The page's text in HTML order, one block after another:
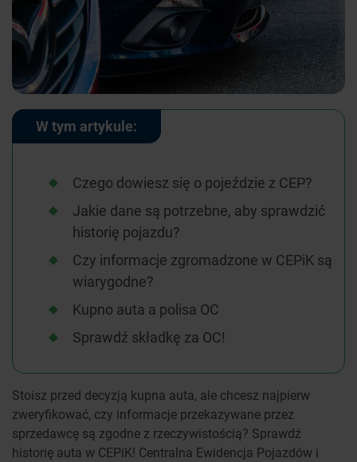
W tym artykule:
Czego dowiesz się o pojeździe z CEP?
Jakie dane są potrzebne, aby sprawdzić
historię pojazdu?
Czy informacje zgromadzone w CEPiK są
wiarygodne?
Kupno auta a polisa OC
Sprawdź składkę za OC!
Stoisz przed decyzją kupna auta, ale chcesz najpierw
zweryfikować, czy informacje przekazywane przez
sprzedawcę są zgodne z rzeczywistością? Sprawdź
historię auta w CEPiK! Centralna Ewidencja Pojazdów i